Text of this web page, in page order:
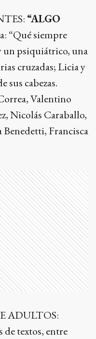
“ALGO
“Qué siempre
un psiquiátrico, una
cruzadas; Licia y
sus cabezas.
Valentino
Nicolás Caraballo,
Francisca
ADULTOS:
de textos, entre